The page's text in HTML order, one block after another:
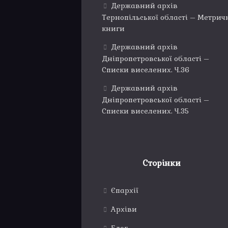
Державний архів
Тернопільської області –
книги
Державний архів
Дніпропетровської області –
Списки виселених. Ч.36
Державний архів
Дніпропетровської області –
Списки виселених. Ч.35
Сторінки
Єпархії
Архіви